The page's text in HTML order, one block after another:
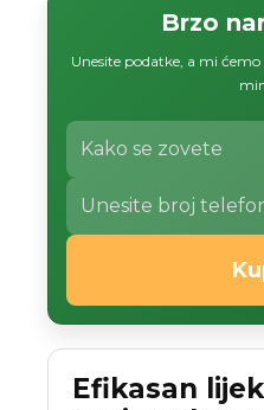
Brzo
Unesite podatke, a mi
Efikasan